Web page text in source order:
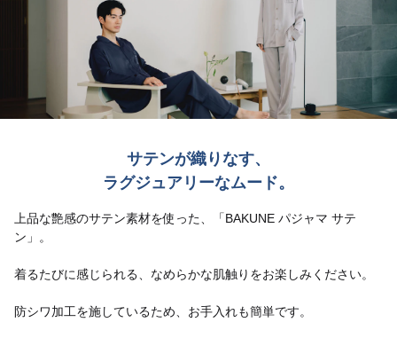
サテンが織りなす、
ラグジュアリーなムード。
上品な艶感のサテン素材を使った、「BAKUNE パジャマ サテ
ン」。
着るたびに感じられる、なめらかな肌触りをお楽しみください。
防シワ加工を施しているため、お手入れも簡単です。